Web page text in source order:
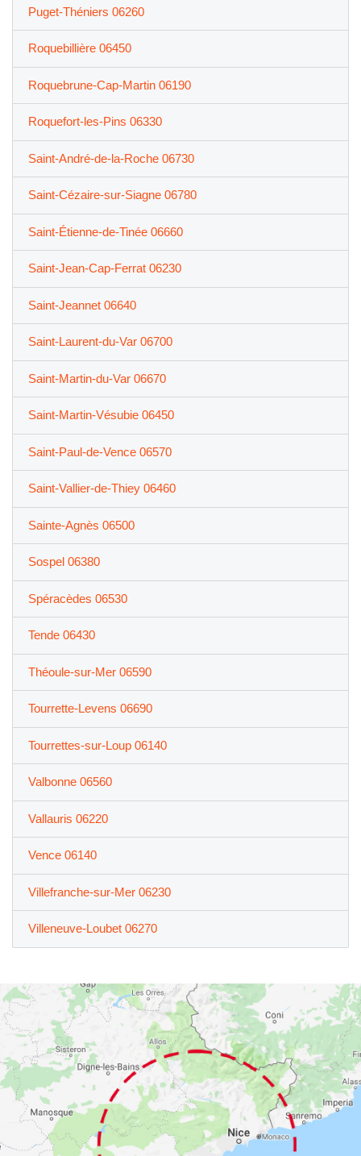
Puget-Théniers 06260
Roquebillière 06450
Roquebrune-Cap-Martin 06190
Roquefort-les-Pins 06330
Saint-André-de-la-Roche 06730
Saint-Cézaire-sur-Siagne 06780
Saint-Étienne-de-Tinée 06660
Saint-Jean-Cap-Ferrat 06230
Saint-Jeannet 06640
Saint-Laurent-du-Var 06700
Saint-Martin-du-Var 06670
Saint-Martin-Vésubie 06450
Saint-Paul-de-Vence 06570
Saint-Vallier-de-Thiey 06460
Sainte-Agnès 06500
Sospel 06380
Spéracèdes 06530
Tende 06430
Théoule-sur-Mer 06590
Tourrette-Levens 06690
Tourrettes-sur-Loup 06140
Valbonne 06560
Vallauris 06220
Vence 06140
Villefranche-sur-Mer 06230
Villeneuve-Loubet 06270